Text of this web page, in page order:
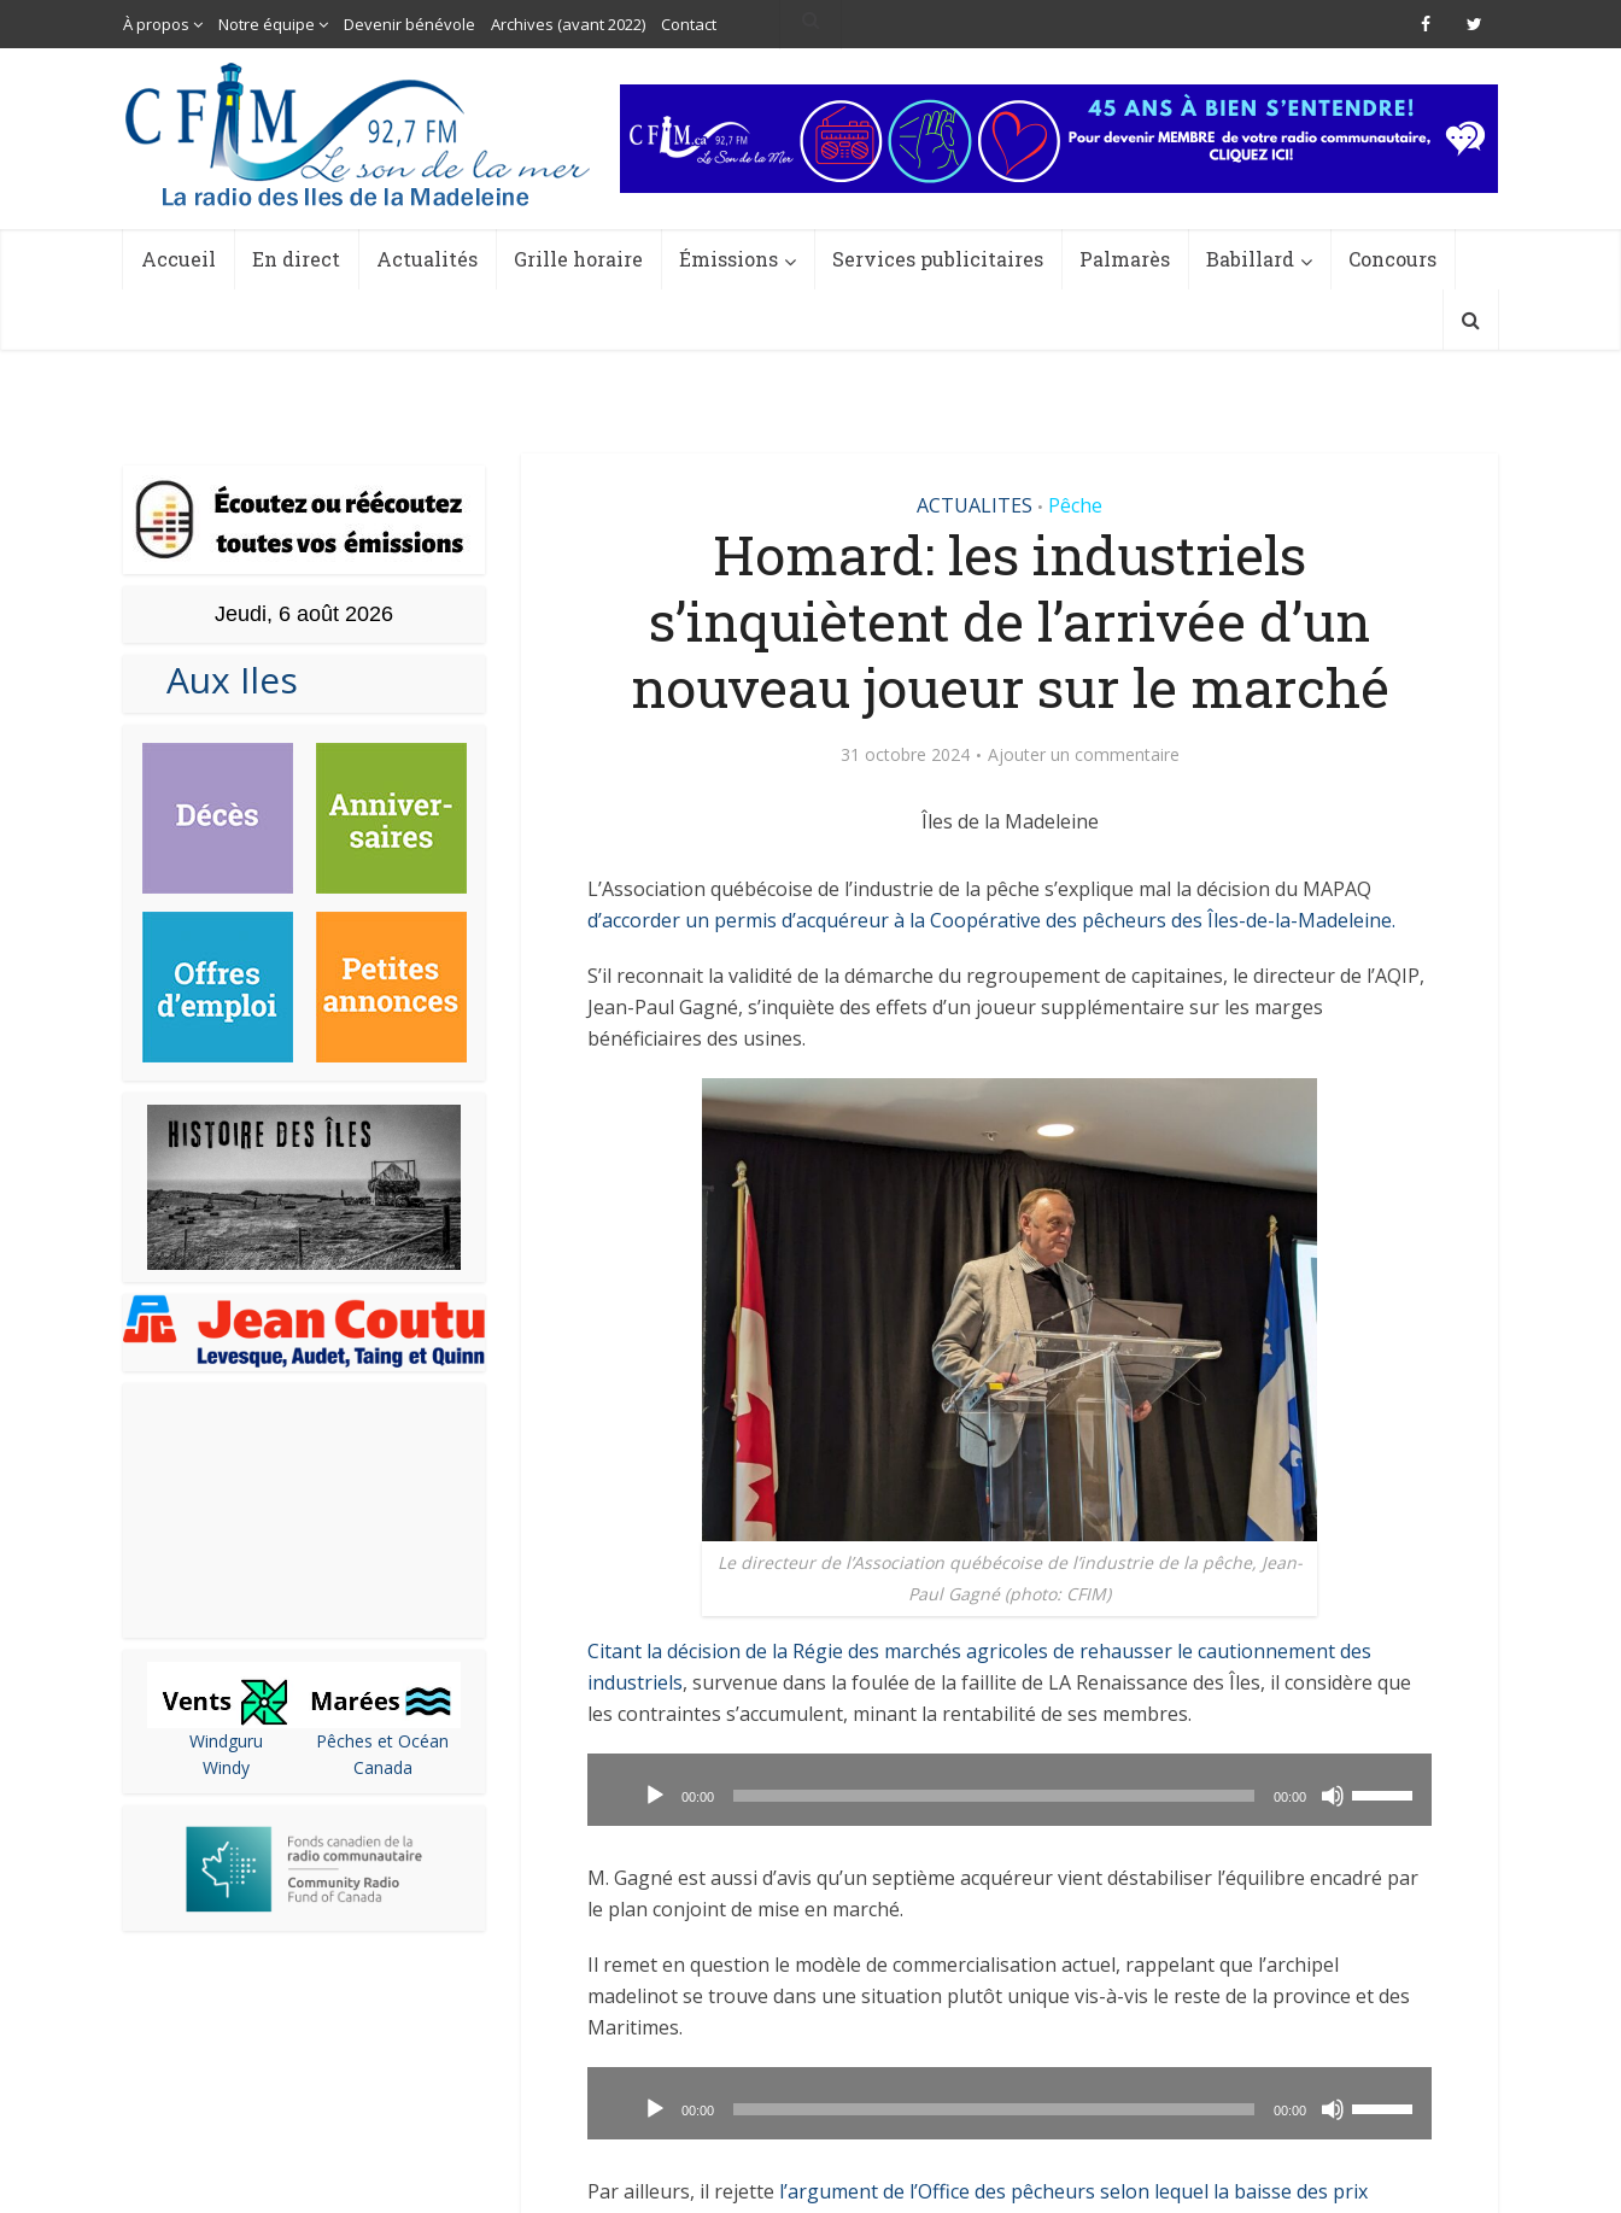
À propos Notre équipe Devenir bénévole Archives (avant 2022) Contact
Accueil En direct Actualités Grille horaire Émissions Services publicitaires Palmarès Babillard Concours
Jeudi, 6 août 2026
Aux Iles
Windguru
Windy
Pêches et Océan
Canada
ACTUALITES • Pêche
Homard: les industriels
s’inquiètent de l’arrivée d’un
nouveau joueur sur le marché
31 octobre 2024 Ajouter un commentaire
Îles de la Madeleine
L’Association québécoise de l’industrie de la pêche s’explique mal la décision du MAPAQ
d’accorder un permis d’acquéreur à la Coopérative des pêcheurs des Îles-de-la-Madeleine.
S’il reconnait la validité de la démarche du regroupement de capitaines, le directeur de l’AQIP,
Jean-Paul Gagné, s’inquiète des effets d’un joueur supplémentaire sur les marges
bénéficiaires des usines.
Le directeur de l’Association québécoise de l’industrie de la pêche, Jean-
Paul Gagné (photo: CFIM)
Citant la décision de la Régie des marchés agricoles de rehausser le cautionnement des
industriels, survenue dans la foulée de la faillite de LA Renaissance des Îles, il considère que
les contraintes s’accumulent, minant la rentabilité de ses membres.
00:00 00:00
haut/bas
diminuer
volume.
M. Gagné est aussi d’avis qu’un septième acquéreur vient déstabiliser l’équilibre encadré par
le plan conjoint de mise en marché.
Il remet en question le modèle de commercialisation actuel, rappelant que l’archipel
madelinot se trouve dans une situation plutôt unique vis-à-vis le reste de la province et des
Maritimes.
00:00 00:00
haut/bas
Par ailleurs, il rejette l’argument de l’Office des pêcheurs selon lequel la baisse des prix